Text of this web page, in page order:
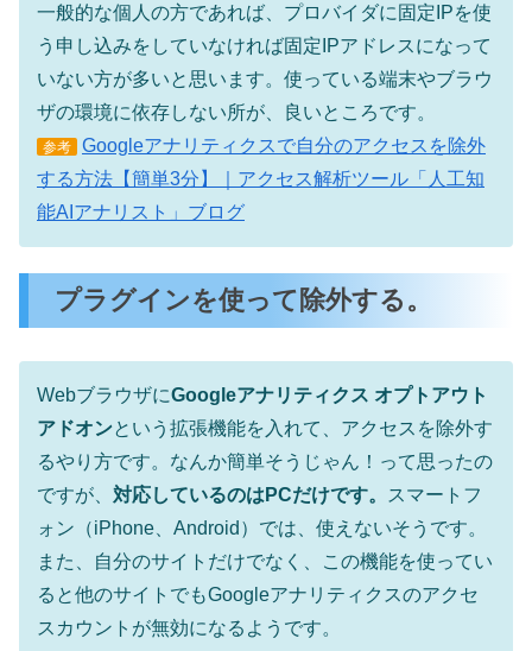
一般的な個人の方であれば、プロバイダに固定IPを使
う申し込みをしていなければ固定IPアドレスになって
いない方が多いと思います。使っている端末やブラウ
ザの環境に依存しない所が、良いところです。
参考
Googleアナリティクスで自分のアクセスを除外
する方法【簡単3分】｜アクセス解析ツール「人工知
能AIアナリスト」ブログ
プラグインを使って除外する。
WebブラウザにGoogleアナリティクス オプトアウト
アドオンという拡張機能を入れて、アクセスを除外す
るやり方です。なんか簡単そうじゃん！って思ったの
ですが、 対応しているのはPCだけです。 スマートフ
ォン（iPhone、Android）では、使えないそうです。
また、自分のサイトだけでなく、この機能を使ってい
ると他のサイトでもGoogleアナリティクスのアクセ
スカウントが無効になるようです。